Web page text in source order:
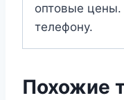
оптовые цены.
телефону.
Похожие